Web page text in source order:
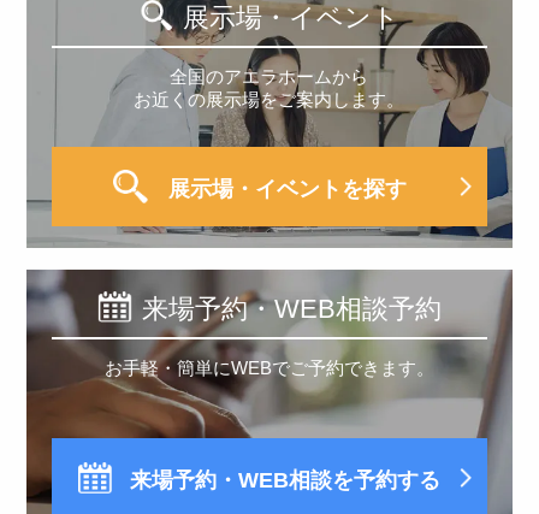
展示場・イベント
全国のアエラホームから
お近くの展示場をご案内します。
展示場・イベントを探す
来場予約・WEB相談予約
お手軽・簡単にWEBでご予約できます。
来場予約・WEB相談を予約する